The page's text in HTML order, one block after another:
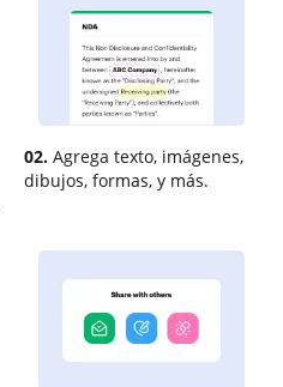
02. Agrega texto, imágenes,
dibujos, formas, y más.